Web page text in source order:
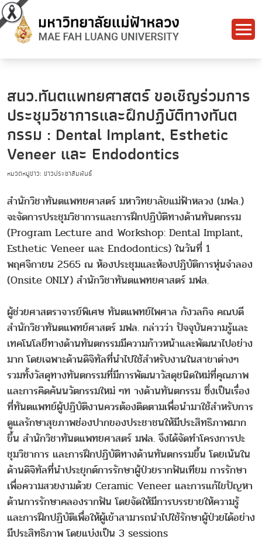
สนว.ทันตแพทยศาสตร์ ขอเชิญร่วมการ
ประชุมวิชาการและฝึกปฏิบัติทางทันต
กรรม : Dental Implant, Esthetic
Veneer และ Endodontics
หมวดหมู่ข่าว: ข่าวประชาสัมพันธ์
สำนักวิชาทันตแพทยศาสตร์ มหาวิทยาลัยแม่ฟ้าหลวง (มฟล.)
จะจัดการประชุมวิชาการและการฝึกปฏิบัติทางด้านทันตกรรม
(Program Lecture and Workshop: Dental Implant,
Esthetic Veneer และ Endodontics) ในวันที่ 1
พฤศจิกายน 2565 ณ ห้องประชุมและห้องปฏิบัติการหุ่นจำลอง
(Onsite ONLY) สำนักวิชาทันตแพทยศาสตร์ มฟล.
ผู้ช่วยศาสตราจารย์พิเศษ ทันตแพทย์ไพศาล กังวลกิจ คณบดี
สำนักวิชาทันตแพทย์ศาสตร์ มฟล. กล่าวว่า ปัจจุบันความรู้และ
เทคโนโลยีทางด้านทันตกรรมมีความก้าวหน้าและพัฒนาไปอย่าง
มาก โดยเฉพาะด้านดิจิทัลที่นำไปใช้สำหรับงานในสาขาต่างๆ
รวมทั้งวัสดุทางทันตกรรมที่มีการพัฒนาวัสดุชนิดใหม่ที่คุณภาพ
และการคิดค้นนวัตกรรมใหม่ ๆท างด้านทันตกรรม ซึ่งเป็นเรื่อง
ที่ทันตแพทย์ผู้ปฏิบัติงานควรต้องติดตามเพื่อนำมาใช้สำหรับการ
ดูแลรักษาสุขภาพช่องปากของประชาชนให้มีประสิทธิภาพมาก
ขึ้น สำนักวิชาทันตแพทยศาสตร์ มฟล. จึงได้จัดทำโครงการปะ
ชุมวิชาการ และการฝึกปฏิบัติทางด้านทันตกรรมขึ้น โดยเน้นใน
ด้านดิจิทัลที่นำประยุกต์การรักษาผู้ป่วยรากฟันเทียม การรักษา
เพื่อความสวยงามด้วย Ceramic Veneer และการแก้ไขปัญหา
ด้านการรักษาคลองรากฟัน โดยจัดให้มีการบรรยายให้ความรู้
และการฝึกปฏิบัติเพื่อให้ผู้เข้าสามารถนำไปใช้รักษาผู้ป่วยได้อย่าง
มีประสิทธิภาพ โดยแบ่งเป็น 3 sessions